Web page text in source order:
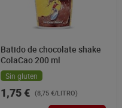
Batido de chocolate shake
ColaCao 200 ml
Sin gluten
1,75 € (8,75 €/LITRO)